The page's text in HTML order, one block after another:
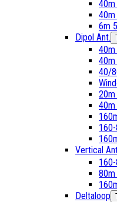
40m
40m
6m
Dipol Ant.
40m
40/
20m
40m
Vertical
Deltaloop